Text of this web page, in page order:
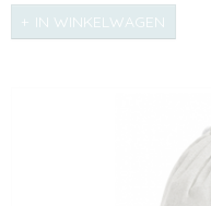
IN WINKELWAGEN